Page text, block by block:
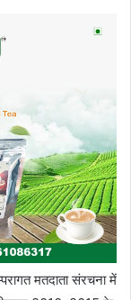
मतदाता संरचना में